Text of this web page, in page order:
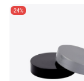
-24%